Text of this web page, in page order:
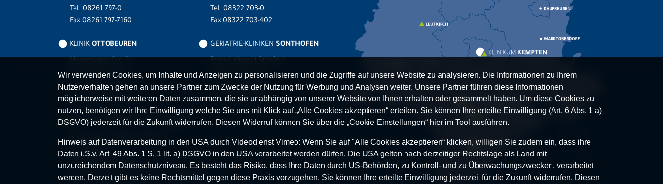
Tel. 08261 797-0
Fax 08261 797-7160
KLINIK OTTOBEUREN
87724 Ottobeuren
Tel.08332 792-0
Fax 08332 792-5416
Tel. 08322 703-0
Fax 08322 703-402
GERIATRIE-KLINIKEN SONTHOFEN
87527 Sonthofen
Tel.08321 804-0
Fax 08321 804-119
MVZ-FACHPRAXENVERBUNDALLGÄU
Klinikverbund Allgäu gGmbH
Im Stillen 2
87509 Immenstadt
www.mvz-fachpraxenverbund-allgaeu.de
Wir verwenden Cookies, um Inhalte und Anzeigen zu personalisieren und die Zugriffe auf unsere Website zu analysieren. Die Informationen zu Ihrem
Nutzerverhalten gehen an unsere Partner zum Zwecke der Nutzung für Werbung und Analysen weiter. Unsere Partner führen diese Informationen
möglicherweise mit weiteren Daten zusammen, die sie unabhängig von unserer Website von Ihnen erhalten oder gesammelt haben. Um diese Cookies zu
nutzen, benötigen wir Ihre Einwilligung welche Sie uns mit Klick auf „Alle Cookies akzeptieren“ erteilen. Sie können Ihre erteilte Einwilligung (Art. 6 Abs. 1 a)
DSGVO) jederzeit für die Zukunft widerrufen. Diesen Widerruf können Sie über die „Cookie-Einstellungen“ hier im Tool ausführen.
Hinweis auf Datenverarbeitung in den USA durch Videodienst Vimeo: Wenn Sie auf "Alle Cookies akzeptieren“ klicken, willigen Sie zudem ein, dass ihre
Daten i.S.v. Art. 49 Abs. 1 S. 1 lit. a) DSGVO in den USA verarbeitet werden dürfen. Die USA gelten nach derzeitiger Rechtslage als Land mit
unzureichendem Datenschutzniveau. Es besteht das Risiko, dass Ihre Daten durch US-Behörden, zu Kontroll- und zu Überwachungszwecken, verarbeitet
werden. Derzeit gibt es keine Rechtsmittel gegen diese Praxis vorzugehen. Sie können Ihre erteilte Einwilligung jederzeit für die Zukunft widerrufen. Diesen